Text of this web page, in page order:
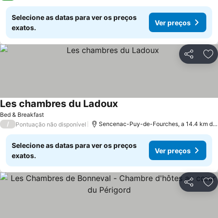
Selecione as datas para ver os preços
exatos.
Ver preços
Partilhar
Bed & Breakfast
Les chambres du Ladoux
/ Pontuação não disponível Sencenac-Puy-de-Fourches, a 14.4 km de Trélissac
Selecione as datas para ver os preços
exatos.
Ver preços
Partilhar